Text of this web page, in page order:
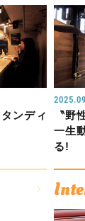
ンディ
〝野
一生
る!